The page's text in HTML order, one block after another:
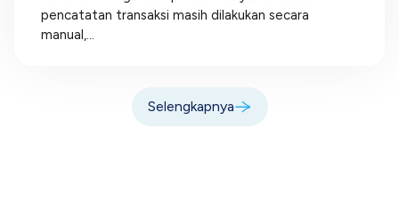
pencatatan transaksi masih dilakukan secara
manual,...
Selengkapnya